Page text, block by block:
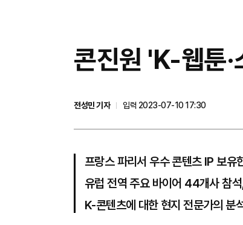
콘진원 'K-웹툰·
전성민 기자
입력 2023-07-10 17:30
프랑스 파리서 우수 콘텐츠 IP 보유
유럽 전역 주요 바이어 44개사 참
K-콘텐츠에 대한 현지 전문가의 분